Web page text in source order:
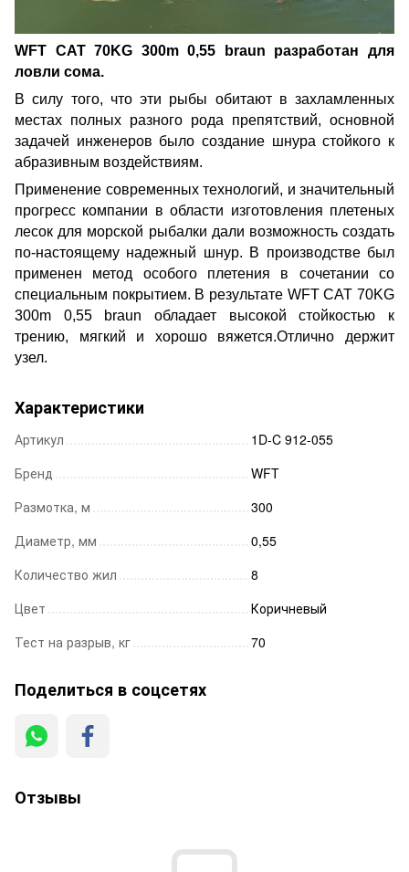
WFT CAT 70KG 300m 0,55 braun разработан для
ловли сома.
В силу того, что эти рыбы обитают в захламленных
местах полных разного рода препятствий, основной
задачей инженеров было создание шнура стойкого к
абразивным воздействиям.
Применение современных технологий, и значительный
прогресс компании в области изготовления плетеных
лесок для морской рыбалки дали возможность создать
по-настоящему надежный шнур. В производстве был
применен метод особого плетения в сочетании со
специальным покрытием. В результате WFT CAT 70KG
300m 0,55 braun обладает высокой стойкостью к
трению, мягкий и хорошо вяжется.Отлично держит
узел.
Характеристики
Артикул
1D-C 912-055
Бренд
WFT
Размотка, м
300
Диаметр, мм
0,55
Количество жил
8
Цвет
Коричневый
Тест на разрыв, кг
70
Поделиться в соцсетях
Отзывы